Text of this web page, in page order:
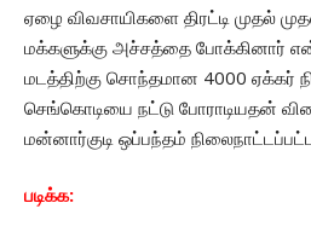
ஏழை விவசாயிகளை திரட்டி முதல்
மக்களுக்கு அச்சத்தை போக்கினார்
மடத்திற்கு சொந்தமான 4000 ஏக்கர்
செங்கொடியை நட்டு போராடியதன்
மன்னார்குடி ஒப்பந்தம்
படிக்க: